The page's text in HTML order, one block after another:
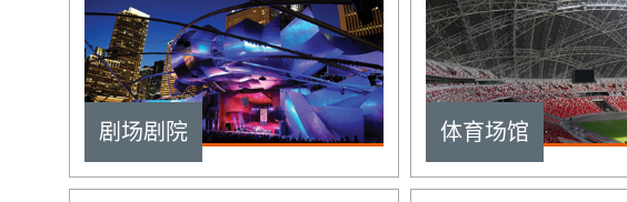
剧场剧院 体育场馆